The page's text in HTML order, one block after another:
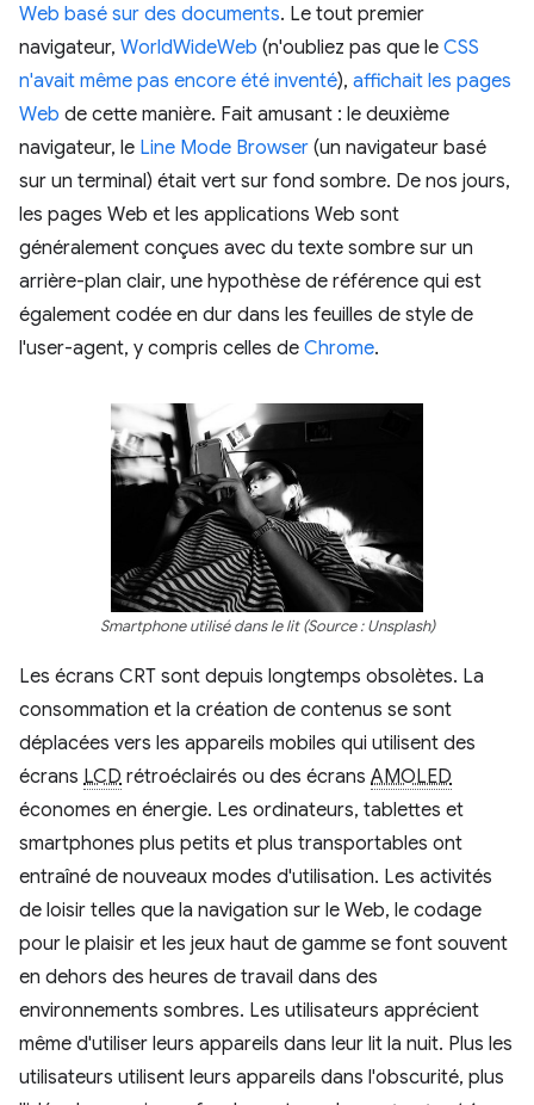
Web basé sur des documents. Le tout premier
navigateur, WorldWideWeb (n'oubliez pas que le CSS
n'avait même pas encore été inventé), affichait les pages
Web de cette manière. Fait amusant : le deuxième
navigateur, le Line Mode Browser (un navigateur basé
sur un terminal) était vert sur fond sombre. De nos jours,
les pages Web et les applications Web sont
généralement conçues avec du texte sombre sur un
arrière-plan clair, une hypothèse de référence qui est
également codée en dur dans les feuilles de style de
l'user-agent, y compris celles de Chrome.
Smartphone utilisé dans le lit (Source : Unsplash)
Les écrans CRT sont depuis longtemps obsolètes. La
consommation et la création de contenus se sont
déplacées vers les appareils mobiles qui utilisent des
écrans LCD rétroéclairés ou des écrans AMOLED
économes en énergie. Les ordinateurs, tablettes et
smartphones plus petits et plus transportables ont
entraîné de nouveaux modes d'utilisation. Les activités
de loisir telles que la navigation sur le Web, le codage
pour le plaisir et les jeux haut de gamme se font souvent
en dehors des heures de travail dans des
environnements sombres. Les utilisateurs apprécient
même d'utiliser leurs appareils dans leur lit la nuit. Plus les
utilisateurs utilisent leurs appareils dans l'obscurité, plus